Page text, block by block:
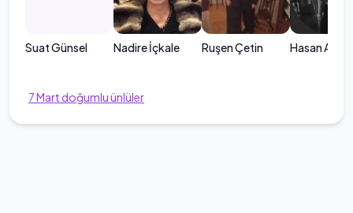
Suat Günsel Nadire İçkale Ruşen Çetin Hasan Arat
7Mart doğumlu ünlüler